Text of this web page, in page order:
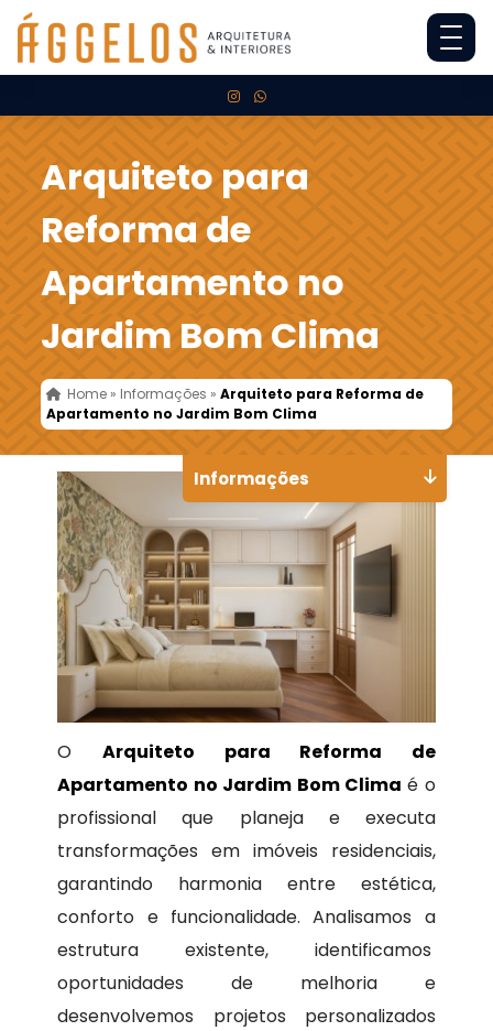
Arquiteto para
Reforma de
Apartamento no
Jardim Bom Clima
Home » Informações »Arquiteto para Reforma de
Apartamento no Jardim Bom Clima
O Arquiteto para Reforma de
Apartamento no Jardim Bom Clima é o
profissional que planeja e executa
transformações em imóveis residenciais,
garantindo harmonia entre estética,
conforto e funcionalidade. Analisamos a
estrutura existente, identificamos
oportunidades de melhoria e
desenvolvemos projetos personalizados
Informações